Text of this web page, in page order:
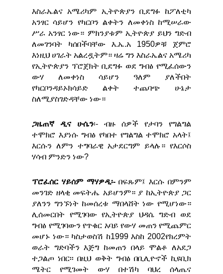
እስራኤልና አሜሪካም ኢትዮጵያን ቢደግፉ ከፖለቲካ
አንፃር ሳይሆን የካርቦን ልቀትን ለመቀነስ ከሚሠራው
ሥራ አንፃር ነው። ምክንያቱም ኢትዮጵያ ይህን ግድብ
ለመገንባት ካሰበችባቸው እ.ኤ.አ 1950ዎቹ ጀምሮ
እነዚህ ሀገራት አልረዷትም። ዛሬ ግን እስራኤልና አሜሪካ
የኢትዮጵያን ፕሮጀክት ቢደግፉ ወደ ግብፅ የሚፈሰውን
ውሃ ለመቀነስ ሳይሆን ዓለም ያለችበት
የካርቦንዳይኦክሳይድ ልቀት ተጨባጭ ሁኔታ
ስለሚያስገድዳቸው ነው።
ጋዜጠኛ ዲና ሁሴን፡- ብዙ ሰዎች የታባን የግልግል
ተሞክሮ እያነሱ ግብፅ የካበተ የግልግል ተሞክሮ አላት፤
እርሱን ለምን ተግባራዊ አታደርግም ይላሉ። የእርሶስ
ሃሳብ ምንድን ነው?
ፕሮፈሰር ሃይሰም ማሃዎዲ፡-በፍጹም፤ እርሱ በምንም
መንገድ ዘላቂ መፍትሔ አይሆንም። ያ ከኢትዮጵያ ጋር
ያለንን ግንኙነት ከመሰረቱ ማበላሸት ነው የሚሆነው።
ሊሰመርበት የሚገባው የኢትዮጵያ ህዳሴ ግድብ ወደ
ግብፅ የሚገባውን የጥቁር አባይ የውሃ መጠን የሚጨምር
መሆኑ ነው። ካስታወስሽ ከ1999 እስከ 2002የክረምት
ወራት ግድባችን እጅግ ከመጠን በላይ ሞልቶ ለአደጋ
ተጋልጦ ነበር፡፡ በዚህ ወቅት ግብፅ በቢሊዮኖች ኪዩቢክ
ሜትር የሚገመት ውሃ በተሽካ ባህረ ሰላጤና